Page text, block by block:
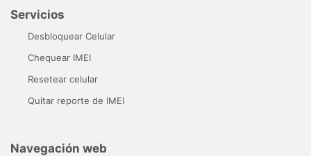
Servicios
Desbloquear Celular
Chequear IMEI
Resetear celular
Quitar reporte de IMEI
Navegación web